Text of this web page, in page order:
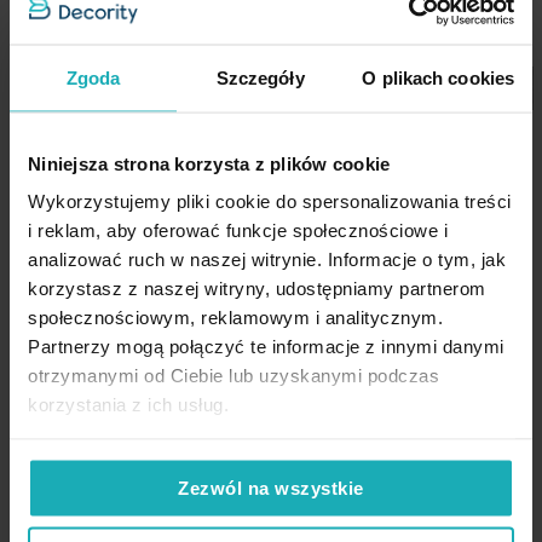
Zgoda Szczegóły O plikach cookies
Niniejsza strona korzysta z plików cookie
Wykorzystujemy pliki cookie do spersonalizowania treści
i reklam, aby oferować funkcje społecznościowe i
analizować ruch w naszej witrynie. Informacje o tym, jak
korzystasz z naszej witryny, udostępniamy partnerom
społecznościowym, reklamowym i analitycznym.
Partnerzy mogą połączyć te informacje z innymi danymi
otrzymanymi od Ciebie lub uzyskanymi podczas
korzystania z ich usług.
Zezwól na wszystkie
Pobierz instrukcję użytkowania i bezpieczeństwa produktu
rogu ręcznika
pętelka do zawieszania: tak
bawełniany kolor stalowy z
bordiurą z weluru 500 g/m2
LUCY Eurofirany
38,57 zł
-30%
Najniższa cena z 30 dni przed
obniżką:55,10 zł
Cena regularna:55,10 zł
Dodaj do koszyka Dodaj do listy życzeń
High-contrast mode